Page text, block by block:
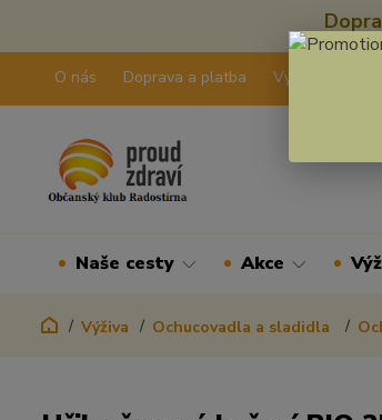
O nás Doprava a platba Výdejní pravidla
Naše cesty Akce
Výživa Ochucovadla a sladidla